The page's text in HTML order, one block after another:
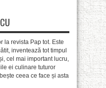
la revista Pap tot. Este
inventează tot timpul
cel mai important lucru,
ei culinare tuturor
ceea ce face și asta